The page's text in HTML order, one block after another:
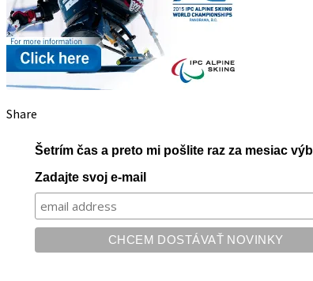
Share
Šetrím čas a preto mi pošlite raz za mesiac
Zadajte svoj e-mail